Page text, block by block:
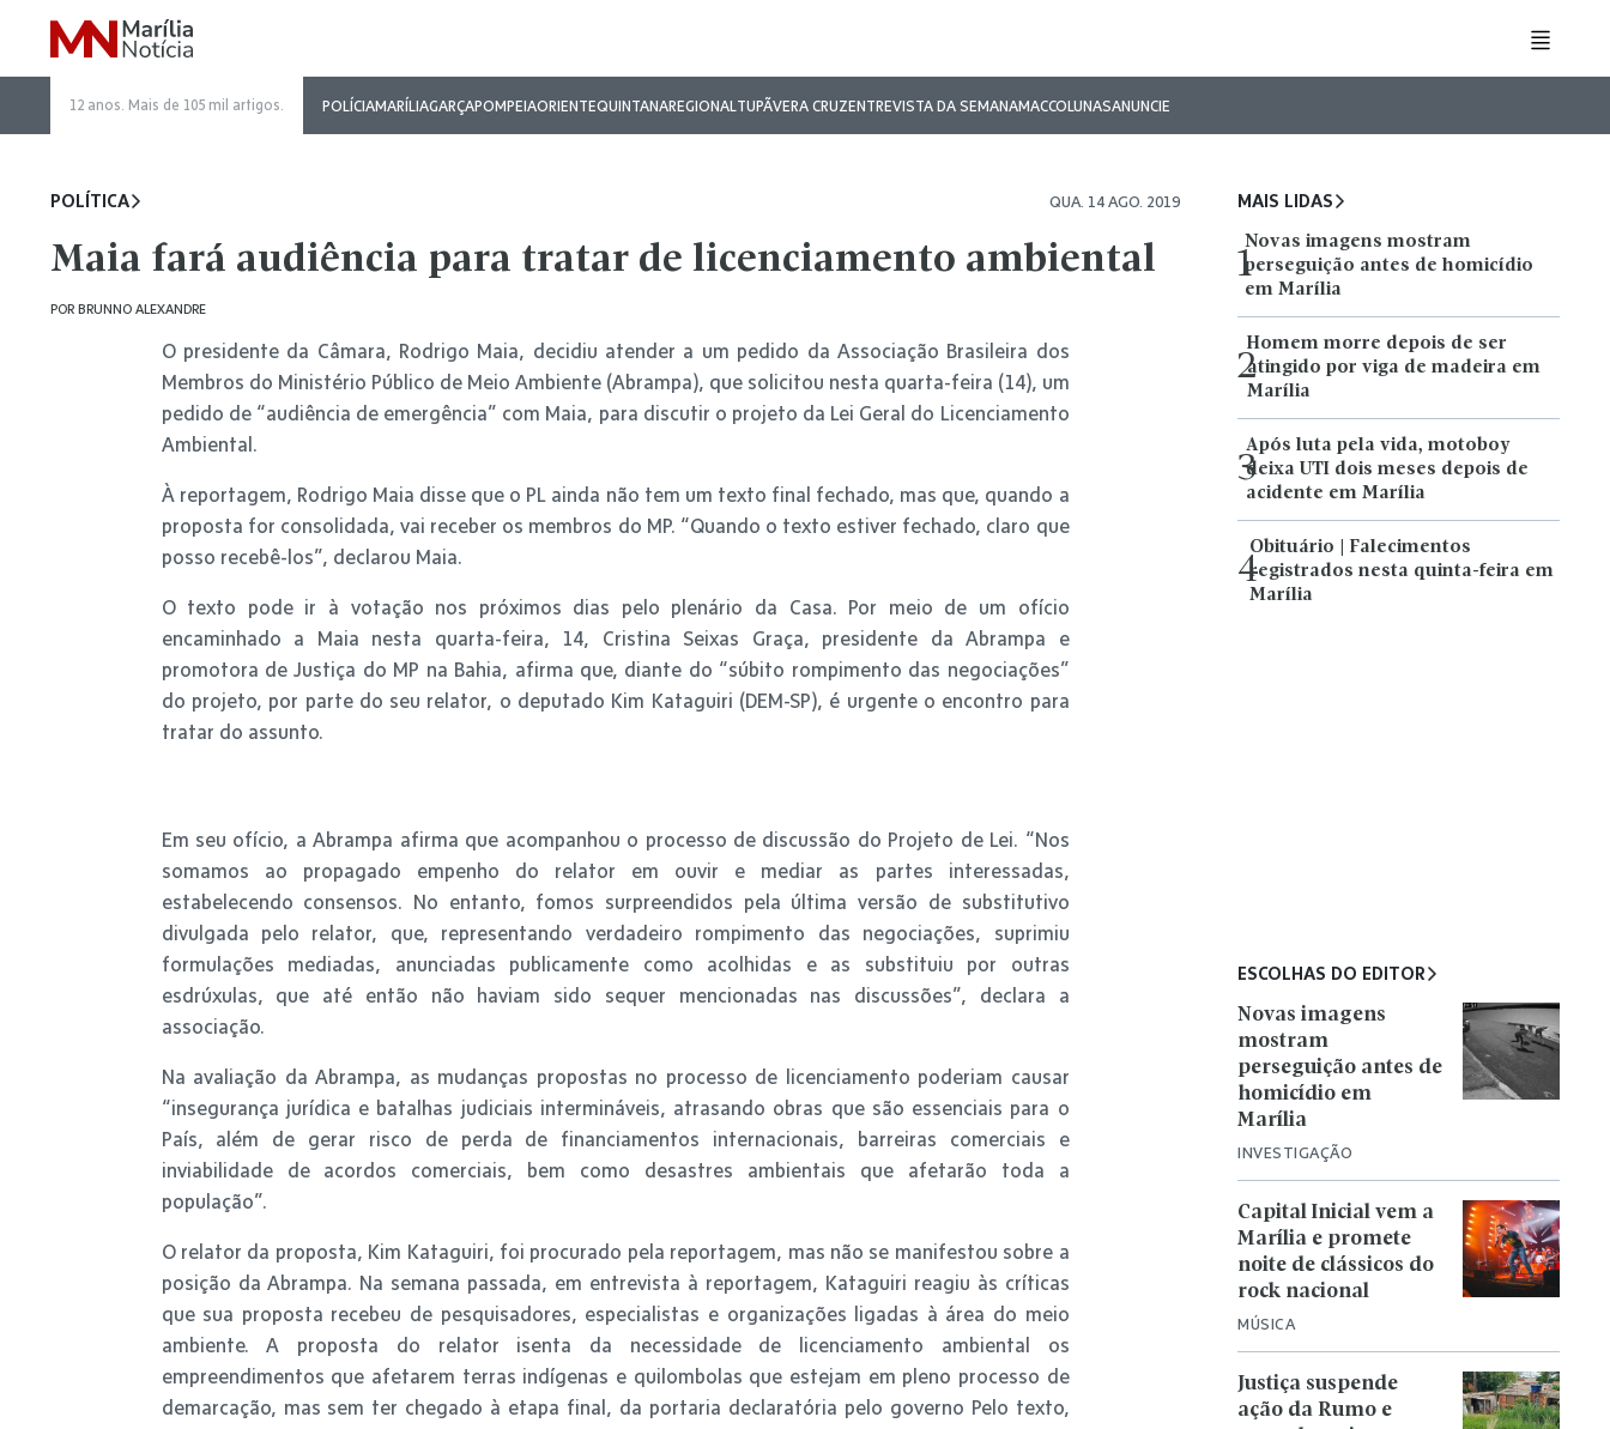
12 anos. Mais de 105 mil artigos. POLÍCIAMARÍLIAGARÇAPOMPEIAORIENTEQUINTANAREGIONALTUPÃVERA CRUZENTREVISTA DA SEMANAMACCOLUNASANUNCIE
POLÍTICA QUA. 14 AGO. 2019
Maia fará audiência para tratar de licenciamento ambiental
POR BRUNNO ALEXANDRE
O presidente da Câmara, Rodrigo Maia, decidiu atender a um pedido da Associação Brasileira dos
Membros do Ministério Público de Meio Ambiente (Abrampa), que solicitou nesta quarta-feira (14), um
pedido de “audiência de emergência” com Maia, para discutir o projeto da Lei Geral do Licenciamento
Ambiental.
À reportagem, Rodrigo Maia disse que o PL ainda não tem um texto final fechado, mas que, quando a
proposta for consolidada, vai receber os membros do MP. “Quando o texto estiver fechado, claro que
posso recebê-los”, declarou Maia.
O texto pode ir à votação nos próximos dias pelo plenário da Casa. Por meio de um ofício
encaminhado a Maia nesta quarta-feira, 14, Cristina Seixas Graça, presidente da Abrampa e
promotora de Justiça do MP na Bahia, afirma que, diante do “súbito rompimento das negociações”
do projeto, por parte do seu relator, o deputado Kim Kataguiri (DEM-SP), é urgente o encontro para
tratar do assunto.
Em seu ofício, a Abrampa afirma que acompanhou o processo de discussão do Projeto de Lei. “Nos
somamos ao propagado empenho do relator em ouvir e mediar as partes interessadas,
estabelecendo consensos. No entanto, fomos surpreendidos pela última versão de substitutivo
divulgada pelo relator, que, representando verdadeiro rompimento das negociações, suprimiu
formulações mediadas, anunciadas publicamente como acolhidas e as substituiu por outras
esdrúxulas, que até então não haviam sido sequer mencionadas nas discussões”, declara a
associação.
Na avaliação da Abrampa, as mudanças propostas no processo de licenciamento poderiam causar
“insegurança jurídica e batalhas judiciais intermináveis, atrasando obras que são essenciais para o
País, além de gerar risco de perda de financiamentos internacionais, barreiras comerciais e
inviabilidade de acordos comerciais, bem como desastres ambientais que afetarão toda a
população”.
O relator da proposta, Kim Kataguiri, foi procurado pela reportagem, mas não se manifestou sobre a
posição da Abrampa. Na semana passada, em entrevista à reportagem, Kataguiri reagiu às críticas
que sua proposta recebeu de pesquisadores, especialistas e organizações ligadas à área do meio
ambiente. A proposta do relator isenta da necessidade de licenciamento ambiental os
empreendimentos que afetarem terras indígenas e quilombolas que estejam em pleno processo de
demarcação, mas sem ter chegado à etapa final, da portaria declaratória pelo governo Pelo texto,
MAIS LIDAS
1
Novas imagens mostram
perseguição antes de homicídio
em Marília
2
Homem morre depois de ser
atingido por viga de madeira em
Marília
3
Após luta pela vida, motoboy
deixa UTI dois meses depois de
acidente em Marília
4
Obituário | Falecimentos
registrados nesta quinta-feira em
Marília
ESCOLHAS DO EDITOR
INVESTIGAÇÃO
Novas imagens
mostram
perseguição antes de
homicídio em
Marília
MÚSICA
Capital Inicial vem a
Marília e promete
noite de clássicos do
rock nacional
Justiça suspende
ação da Rumo e